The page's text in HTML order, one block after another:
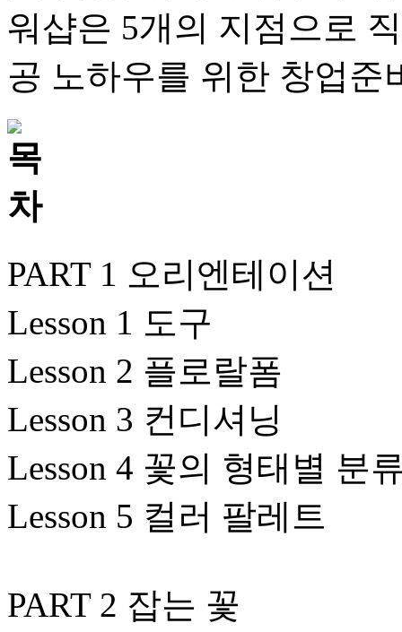
워샵은 5개의 지점으로
공 노하우를 위한 창업준
PART 1 오리엔테이션
Lesson 1 도구
Lesson 2 플로랄폼
Lesson 3 컨디셔닝
Lesson 4 꽃의 형태별 분
Lesson 5 컬러 팔레트
PART 2 잡는 꽃